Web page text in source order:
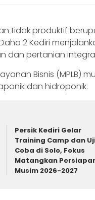
tidak produktif
2 Kediri
dan pertanian
Bisnis (MPLB)
dan hidroponik.
Persik Kediri Gelar
Training Camp dan
Coba di Solo, Fokus
Matangkan
Musim 2026-2027